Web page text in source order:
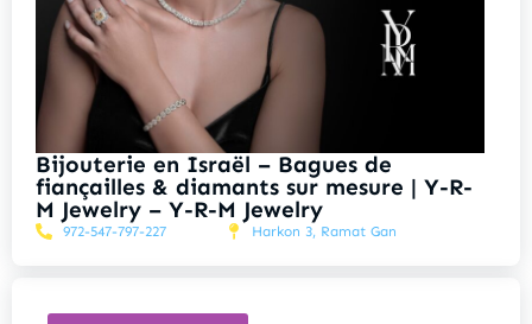
Bijouterie en Israël – Bagues de
fiançailles & diamants sur mesure | Y-R-
M Jewelry – Y-R-M Jewelry
972-547-797-227 Harkon 3, Ramat Gan